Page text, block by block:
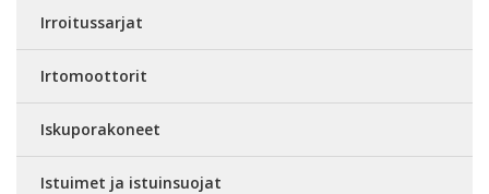
Irroitussarjat
Irtomoottorit
Iskuporakoneet
Istuimet ja istuinsuojat